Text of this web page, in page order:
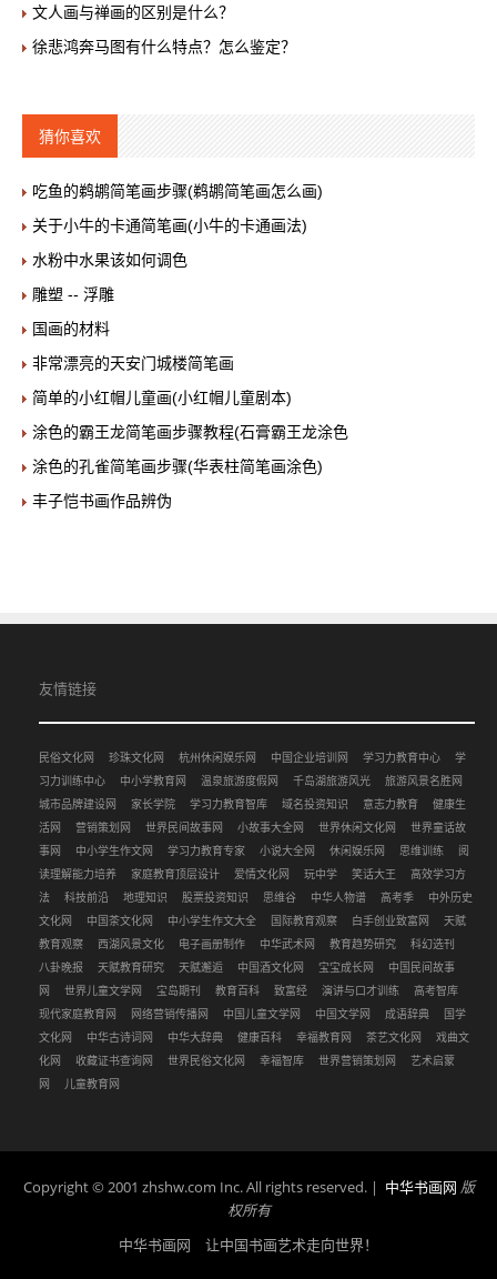
文人画与禅画的区别是什么？
徐悲鸿奔马图有什么特点？怎么鉴定？
猜你喜欢
吃鱼的鹈鹕简笔画步骤(鹈鹕简笔画怎么画)
关于小牛的卡通简笔画(小牛的卡通画法)
水粉中水果该如何调色
雕塑 -- 浮雕
国画的材料
非常漂亮的天安门城楼简笔画
简单的小红帽儿童画(小红帽儿童剧本)
涂色的霸王龙简笔画步骤教程(石膏霸王龙涂色
涂色的孔雀简笔画步骤(华表柱简笔画涂色)
丰子恺书画作品辨伪
友情链接
民俗文化网 珍珠文化网 杭州休闲娱乐网 中国企业培训网 学习力教育中心
学
习力训练中心
中小学教育网 温泉旅游度假网 千岛湖旅游风光
旅游风景名胜网
城市品牌建设网
家长学院 学习力教育智库 域名投资知识 意志力教育
健康生
活网
营销策划网 世界民间故事网 小故事大全网 世界休闲文化网
世界童话故
事网
中小学生作文网 学习力教育专家 小说大全网 休闲娱乐网 思维训练
阅
读理解能力培养
家庭教育顶层设计 爱情文化网 玩中学 笑话大王
高效学习方
法
科技前沿 地理知识 股票投资知识 思维谷 中华人物谱 高考季
中外历史
文化网
中国茶文化网 中小学生作文大全 国际教育观察 白手创业致富网
天赋
教育观察
西湖风景文化 电子画册制作 中华武术网 教育趋势研究
科幻选刊
八卦晚报
天赋教育研究 天赋邂逅 中国酒文化网 宝宝成长网
中国民间故事
网
世界儿童文学网 宝岛期刊 教育百科 致富经 演讲与口才训练
高考智库
现代家庭教育网
网络营销传播网 中国儿童文学网 中国文学网 成语辞典
国学
文化网
中华古诗词网 中华大辞典 健康百科 幸福教育网 茶艺文化网
戏曲文
化网
收藏证书查询网 世界民俗文化网 幸福智库 世界营销策划网
艺术启蒙
网
儿童教育网
Copyright © 2001 zhshw.com Inc. All rights reserved. | 中华书画网 版
权所有
中华书画网 让中国书画艺术走向世界！